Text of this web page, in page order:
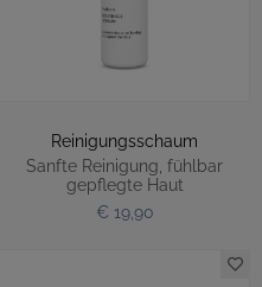
Reinigungsschaum
Sanfte Reinigung, fühlbar
gepflegte Haut
€ 19,90